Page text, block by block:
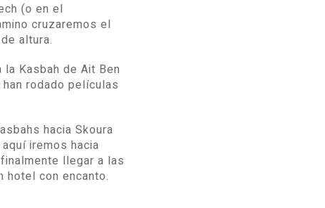
(o en el
cruzaremos el
altura.
Kasbah de Ait Ben
rodado películas
hacia Skoura
iremos hacia
llegar a las
hotel con encanto.